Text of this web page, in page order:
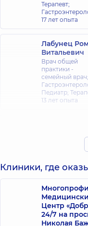
Терапевт;
17 лет опыта
Лабунец
Витальевич
Врач общей
практики -
семейный врач;
Педиатр;
13 лет опыта
Валерьевна
Диетолог,15
опыта
Трофимов
Юрий
Викторович
Клиники, где
Центр
24/7 на
Николая